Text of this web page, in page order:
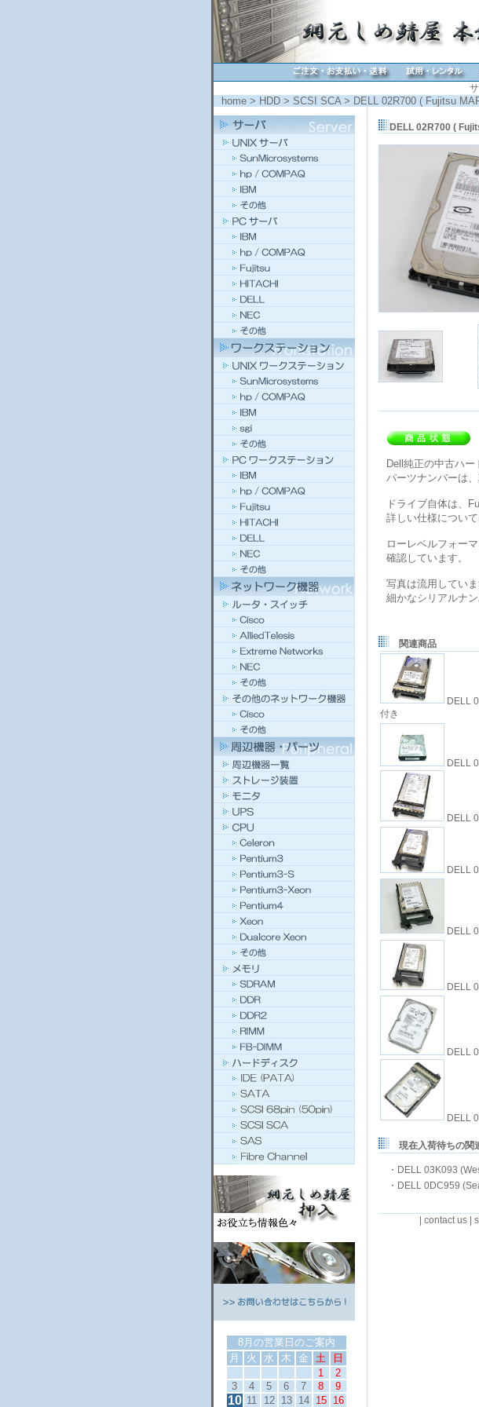
home > HDD > SCSI SCA> DELL 02R700 ( Fujitsu
8月の営業日のご案内
月
火 水 木 金 土
日
1
2
3
4 5 6 7 8 9
10 11 12 13 14 15 16
DELL 02R700 (
Dell純正の中古ハー
パーツナンバーは
ドライブ自体は、
詳しい仕様につい
ローレベルフォー
確認しています。
写真は流用してい
細かなシリアルナ
関連商品
DELL
付き
DELL
DELL
DELL
DELL
DELL
DELL
DELL
現在入荷待ちの関
・ DELL 03K093
・ DELL 0DC959
|contact us |